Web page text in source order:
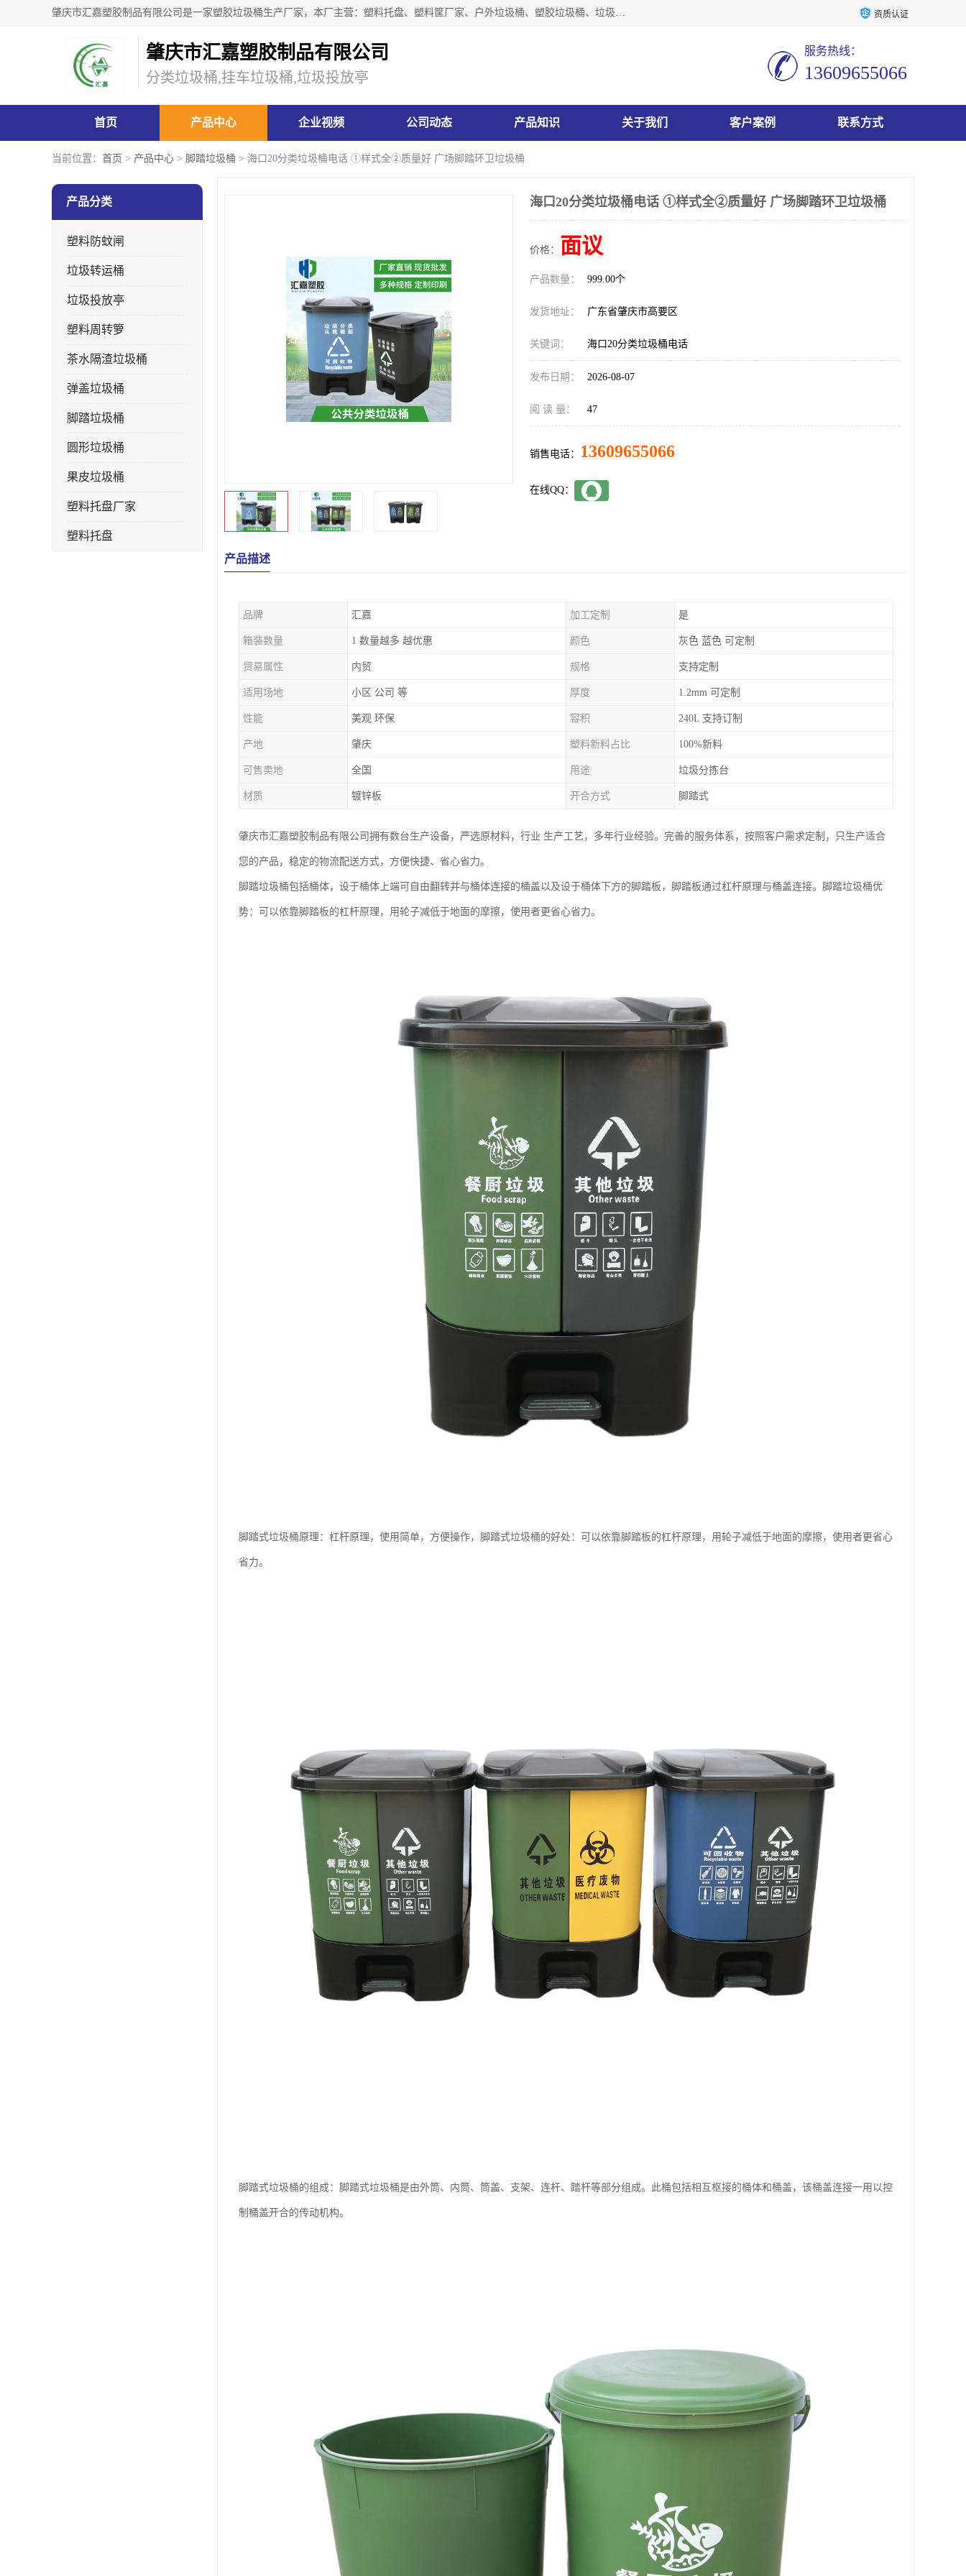
肇庆市汇嘉塑胶制品有限公司是一家塑胶垃圾桶生产厂家，本厂主营：塑料托盘、塑料筐厂家、户外垃圾桶、塑胶垃圾桶、垃圾桶等产品，深受广大客户的欢迎。公司拥有一支勇于、善于集思广益的生产队伍，实力雄厚的技术力量，一贯奉行“以人为本”的管理和服务理念。 资质认证
肇庆市汇嘉塑胶制品有限公司
分类垃圾桶,挂车垃圾桶,垃圾投放亭
服务热线：
13609655066
首页 产品中心 企业视频 公司动态 产品知识 关于我们 客户案例 联系方式
当前位置： 首页 > 产品中心 > 脚踏垃圾桶 > 海口20分类垃圾桶电话 ①样式全②质量好 广场脚踏环卫垃圾桶
产品分类
塑料防蚊闸
垃圾转运桶
垃圾投放亭
塑料周转箩
茶水隔渣垃圾桶
弹盖垃圾桶
脚踏垃圾桶
圆形垃圾桶
果皮垃圾桶
塑料托盘厂家
塑料托盘
海口20分类垃圾桶电话 ①样式全②质量好 广场脚踏环卫垃圾桶
价格： 面议
产品数量： 999.00个
发货地址： 广东省肇庆市高要区
关键词： 海口20分类垃圾桶电话
发布日期： 2026-08-07
阅 读 量： 47
销售电话： 13609655066
在线QQ：
产品描述
品牌 汇嘉 加工定制 是
箱装数量 1 数量越多 越优惠 颜色 灰色 蓝色 可定制
贸易属性 内贸 规格 支持定制
适用场地 小区 公司 等 厚度 1.2mm 可定制
性能 美观 环保 容积 240L 支持订制
产地 肇庆 塑料新料占比 100%新料
可售卖地 全国 用途 垃圾分拣台
材质 镀锌板 开合方式 脚踏式
肇庆市汇嘉塑胶制品有限公司拥有数台生产设备，严选原材料，行业 生产工艺，多年行业经验。完善的服务体系，按照客户需求定制，只生产适合
您的产品，稳定的物流配送方式，方便快捷、省心省力。
脚踏垃圾桶包括桶体，设于桶体上端可自由翻转并与桶体连接的桶盖以及设于桶体下方的脚踏板，脚踏板通过杠杆原理与桶盖连接。脚踏垃圾桶优
势：可以依靠脚踏板的杠杆原理，用轮子减低于地面的摩擦，使用者更省心省力。
脚踏式垃圾桶原理：杠杆原理，使用简单，方便操作，脚踏式垃圾桶的好处：可以依靠脚踏板的杠杆原理，用轮子减低于地面的摩擦，使用者更省心
省力。
脚踏式垃圾桶的组成：脚踏式垃圾桶是由外筒、内筒、筒盖、支架、连杆、踏杆等部分组成。此桶包括相互枢接的桶体和桶盖，该桶盖连接一用以控
制桶盖开合的传动机构。